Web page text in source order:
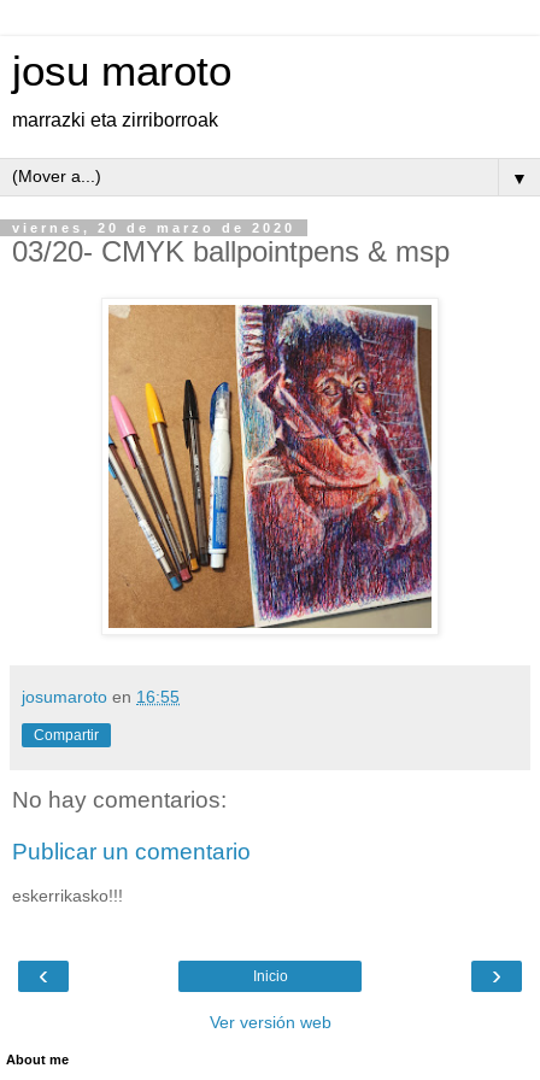
josu maroto
marrazki eta zirriborroak
▼
viernes, 20 de marzo de 2020
03/20- CMYK ballpointpens & msp
josumaroto en 16:55
Compartir
No hay comentarios:
Publicar un comentario
eskerrikasko!!!
‹ ›
Inicio
Ver versión web
About me